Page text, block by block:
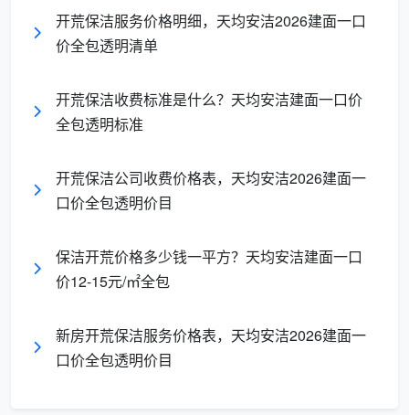
责
成都天均安洁保洁的每一组开荒团队由2-3名自有
固定员工组成，设以下三个岗位，每个岗位负责固定的
岗位一：领班兼细部处理岗（1人）
开荒保洁服务价格明细，天均安洁2026建面一口
价全包透明清单
开荒保洁收费标准是什么？天均安洁建面一口价
全包透明标准
开荒保洁公司收费价格表，天均安洁2026建面一
口价全包透明价目
保洁开荒价格多少钱一平方？天均安洁建面一口
价12-15元/㎡全包
新房开荒保洁服务价格表，天均安洁2026建面一
口价全包透明价目